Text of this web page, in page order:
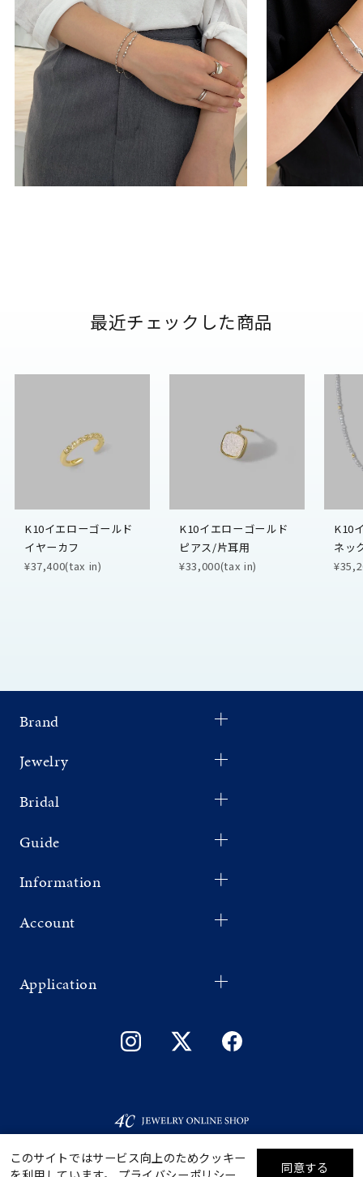
最近チェックした商品
K10イエローゴールド
イヤーカフ
¥37,400(tax in)
K10イエローゴールド
ピアス/片耳用
¥33,000(tax in)
K10
ネッ
Brand
Jewelry
Bridal
Guide
Information
Account
Application
このサイトではサービス向上のためクッキー
同意する